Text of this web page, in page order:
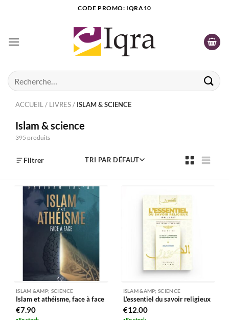
CODE PROMO: IQRA10
Recherche
pour :
ACCUEIL / LIVRES/ ISLAM & SCIENCE
Islam & science
395 produits
Filtrer TRI PAR DÉFAUT
ISLAM &AMP; SCIENCE
Islam et athéisme, face à face
€7.90
ISLAM &AMP; SCIENCE
L’essentiel du savoir religieux
€12.00